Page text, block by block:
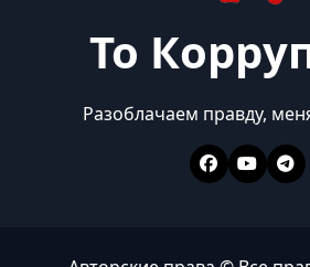
То
Разоблачаем правду,